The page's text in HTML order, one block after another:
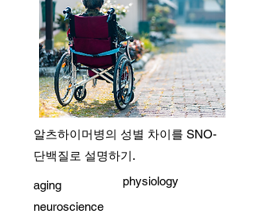
알츠하이머병의 성별 차이를 SNO-
단백질로 설명하기.
aging
neuroscience
physiology